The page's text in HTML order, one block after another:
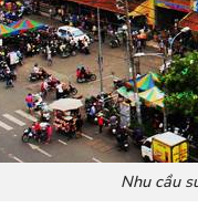
Nhu cầu